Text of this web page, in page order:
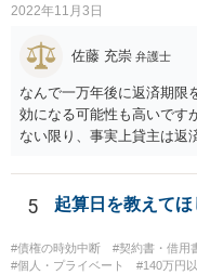
2022年11月3日
佐藤 充崇 弁護士
なんで一万年後に返済期限
効になる可能性も高いです
ない限り、事実上貸主は返
に悪用される可能性もある
5 起算日を教えて
#債権の時効中断 #契約書・借用
#個人・プライベート
#140万円